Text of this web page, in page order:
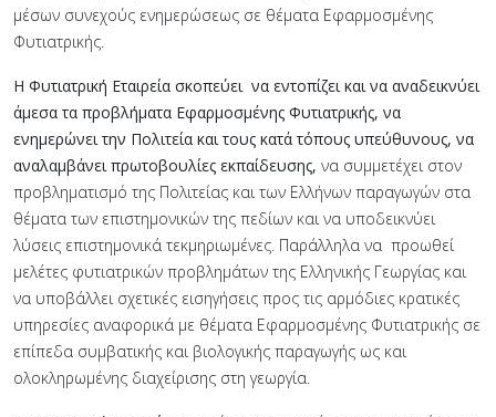
μέσων συνεχούς ενημερώσεως σε θέματα Εφαρμοσμένης
Φυτιατρικής.
Η Φυτιατρική Εταιρεία σκοπεύει να εντοπίζει και να αναδεικνύει
άμεσα τα προβλήματα Εφαρμοσμένης Φυτιατρικής, να
ενημερώνει την Πολιτεία και τους κατά τόπους υπεύθυνους, να
αναλαμβάνει πρωτοβουλίες εκπαίδευσης, να συμμετέχει στον
προβληματισμό της Πολιτείας και των Ελλήνων παραγωγών στα
θέματα των επιστημονικών της πεδίων και να υποδεικνύει
λύσεις επιστημονικά τεκμηριωμένες. Παράλληλα να προωθεί
μελέτες φυτιατρικών προβλημάτων της Ελληνικής Γεωργίας και
να υποβάλλει σχετικές εισηγήσεις προς τις αρμόδιες κρατικές
υπηρεσίες αναφορικά με θέματα Εφαρμοσμένης Φυτιατρικής σε
επίπεδα συμβατικής και βιολογικής παραγωγής ως και
ολοκληρωμένης διαχείρισης στη γεωργία.